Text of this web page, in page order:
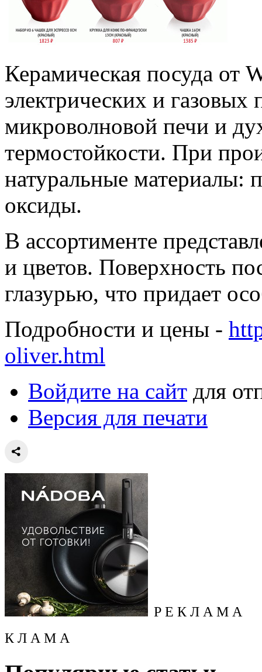
Керамическая посуда от
электрических и газовых
микроволновой печи и
термостойкости. При
натуральные материалы:
оксиды.
В ассортименте
и цветов. Поверхность
глазурью, что придает
Подробности и цены -
oliver.html
Войдите на сайт для
Версия для печати
Р Е К Л А М А
К Л А М А